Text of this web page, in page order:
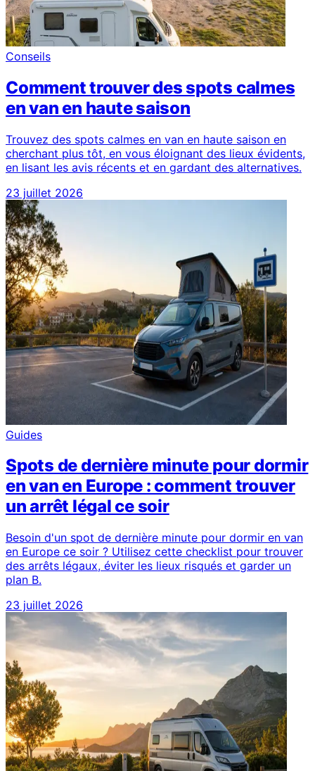
Conseils
Comment trouver des spots calmes
en van en haute saison
Trouvez des spots calmes en van en haute saison en
cherchant plus tôt, en vous éloignant des lieux évidents,
en lisant les avis récents et en gardant des alternatives.
23 juillet 2026
Guides
Spots de dernière minute pour dormir
en van en Europe : comment trouver
un arrêt légal ce soir
Besoin d'un spot de dernière minute pour dormir en van
en Europe ce soir ? Utilisez cette checklist pour trouver
des arrêts légaux, éviter les lieux risqués et garder un
plan B.
23 juillet 2026